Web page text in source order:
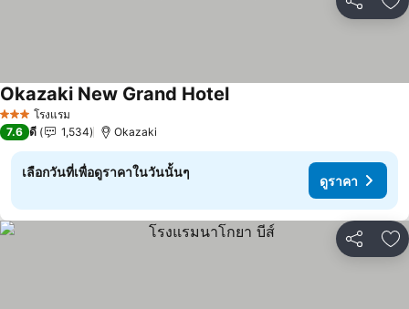
แชร์ เ
3 ดาว โรงแรม
Okazaki New Grand Hotelดูราคา
7.6 ดี 1,534 Okazaki
เลือกวันที่เพื่อดูราคาในวันนั้นๆ
ดูราคา
แชร์ เ